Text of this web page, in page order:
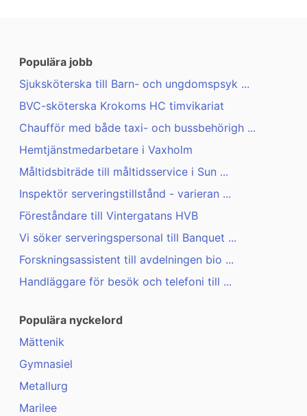
Populära jobb
Sjuksköterska till Barn- och ungdomspsyk ...
BVC-sköterska Krokoms HC timvikariat
Chaufför med både taxi- och bussbehörigh ...
Hemtjänstmedarbetare i Vaxholm
Måltidsbiträde till måltidsservice i Sun ...
Inspektör serveringstillstånd - varieran ...
Föreståndare till Vintergatans HVB
Vi söker serveringspersonal till Banquet ...
Forskningsassistent till avdelningen bio ...
Handläggare för besök och telefoni till ...
Populära nyckelord
Mättenik
Gymnasiel
Metallurg
Marilee